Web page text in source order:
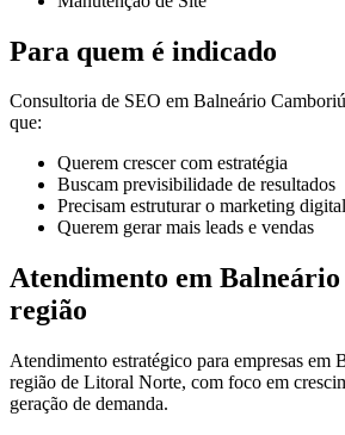
Para quem é indicado
Consultoria de SEO em Balneário
que:
Querem crescer com estratégia
Buscam previsibilidade de resultados
Precisam estruturar o marketing digital
Querem gerar mais leads e vendas
Atendimento em
região
Atendimento estratégico para empresas em
região de Litoral Norte, com foco em
geração de demanda.